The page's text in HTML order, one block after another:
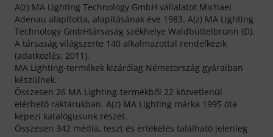
A(z) MA Lighting Technology GmbH vállalatot Michael
Adenau alapította, alapításának éve 1983. A(z) MA Lighting
Technology GmbHtársaság székhelye Waldbüttelbrunn (D).
A társaság világszerte 140 alkalmazottal rendelkezik
(adatközlés: 2011).
MA Lighting-termékek kizárólag Németország gyáraiban
készülnek.
Összesen 26 MA Lighting-termékből 22 közvetlenül
elérhető raktárukban. A(z) MA Lighting márka 1995 óta
képezi katalógusunk részét.
Összesen 342 média, teszt és értékelés található jelenleg